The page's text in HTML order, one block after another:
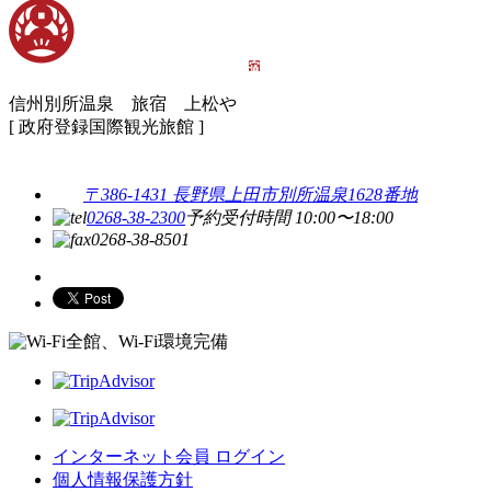
信州別所温泉 旅宿 上松や
[ 政府登録国際観光旅館 ]
〒386-1431 長野県上田市別所温泉1628番地
0268-38-2300予約受付時間 10:00〜18:00
0268-38-8501
全館、Wi-Fi環境完備
インターネット会員 ログイン
個人情報保護方針